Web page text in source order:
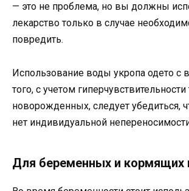
— это не проблема, но вы должны
лекарство только в случае
повредить.
Использование воды укропа одето с
того, с учетом гиперчувствительности
новорожденных, следует убедиться,
нет индивидуальной
Для беременных и кормящих